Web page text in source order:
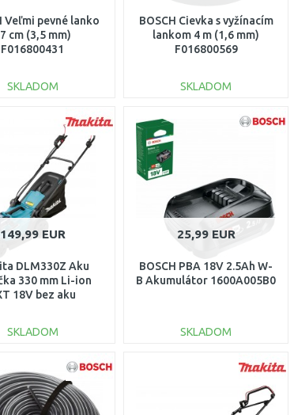
Veľmi pevné lanko
cm (3,5 mm)
F016800431
SKLADOM
DO KOŠÍKA
Porovnať
BOSCH Cievka s vyžínacím
lankom 4 m (1,6 mm)
F016800569
SKLADOM
DO KOŠÍKA
149,99 EUR
DLM330Z Aku
330 mm Li-ion
18V bez aku
SKLADOM
DO KOŠÍKA
Porovnať
25,99 EUR
BOSCH PBA 18V 2.5Ah W-
B Akumulátor 1600A005B0
SKLADOM
DO KOŠÍKA